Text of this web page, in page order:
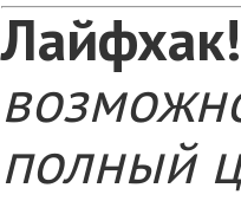
полный